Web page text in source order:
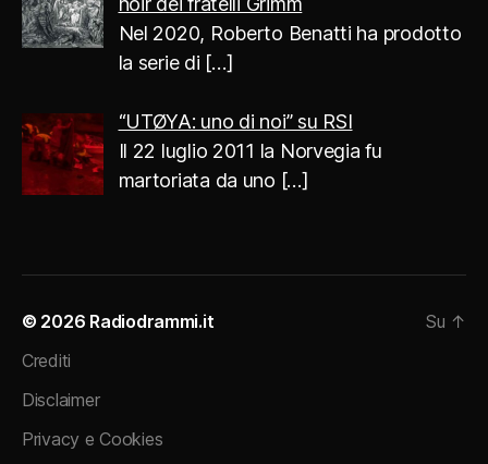
Nel 2020, Roberto Benatti ha prodotto
la serie di […]
“UTØYA: uno di noi” su RSI
Il 22 luglio 2011 la Norvegia fu
martoriata da uno […]
© 2026 Radiodrammi.it
Crediti
Disclaimer
Privacy e Cookies
Su ↑